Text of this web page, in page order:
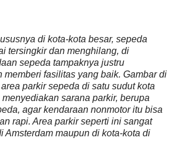
di kota-kota besar, sepeda
tersingkir dan menghilang, di
sepeda tampaknya justru
memberi fasilitas yang baik. Gambar di
parkir sepeda di satu sudut kota
sarana parkir, berupa
agar kendaraan nonmotor itu bisa
rapi. Area parkir seperti ini sangat
Amsterdam maupun di kota-kota di